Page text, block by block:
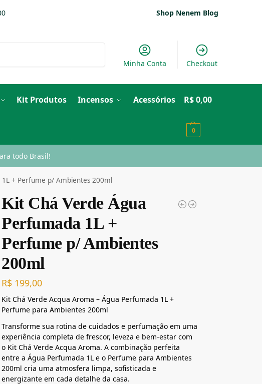
Shop Nenem Blog
Minha Conta Checkout
Kit Produtos Incensos Acessórios R$0,00
0
todo Brasil!
+ Perfume p/ Ambientes 200ml
Kit Chá Verde Água
Perfumada 1L +
Perfume p/ Ambientes
200ml
R$ 199,00
Kit Chá Verde Acqua Aroma – Água Perfumada 1L +
Perfume para Ambientes 200ml
Transforme sua rotina de cuidados e perfumação em uma
experiência completa de frescor, leveza e bem-estar com
o Kit Chá Verde Acqua Aroma. A combinação perfeita
entre a Água Perfumada 1L e o Perfume para Ambientes
200ml cria uma atmosfera limpa, sofisticada e
energizante em cada detalhe da casa.